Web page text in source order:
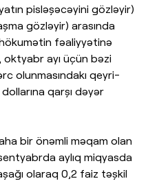
pisləşəcəyini gözləyir)
gözləyir) arasında
fəaliyyətinə
ayı üçün bəzi
olunmasındakı qeyri-
qarşı dəyər
bir önəmli məqam olan
aylıq miqyasda
olaraq 0,2 faiz təşkil